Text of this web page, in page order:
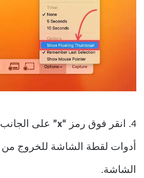
4. انقر فوق رمز “x” على
أدوات لقطة الشاشة للخروج من
الشاشة.